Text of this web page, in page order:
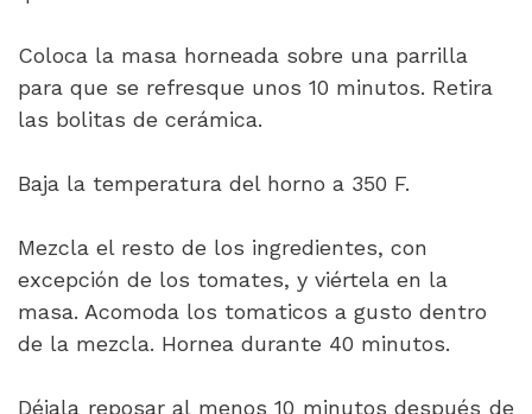
Coloca la masa horneada sobre una parrilla
para que se refresque unos 10 minutos. Retira
las bolitas de cerámica.
Baja la temperatura del horno a 350 F.
Mezcla el resto de los ingredientes, con
excepción de los tomates, y viértela en la
masa. Acomoda los tomaticos a gusto dentro
de la mezcla. Hornea durante 40 minutos.
Déjala reposar al menos 10 minutos después de